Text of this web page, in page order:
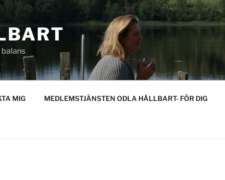
MIG MEDLEMSTJÄNSTEN ODLA HÅLLBART- FÖR DIG